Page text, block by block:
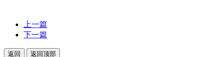
上一篇
下一篇
返回 返回顶部